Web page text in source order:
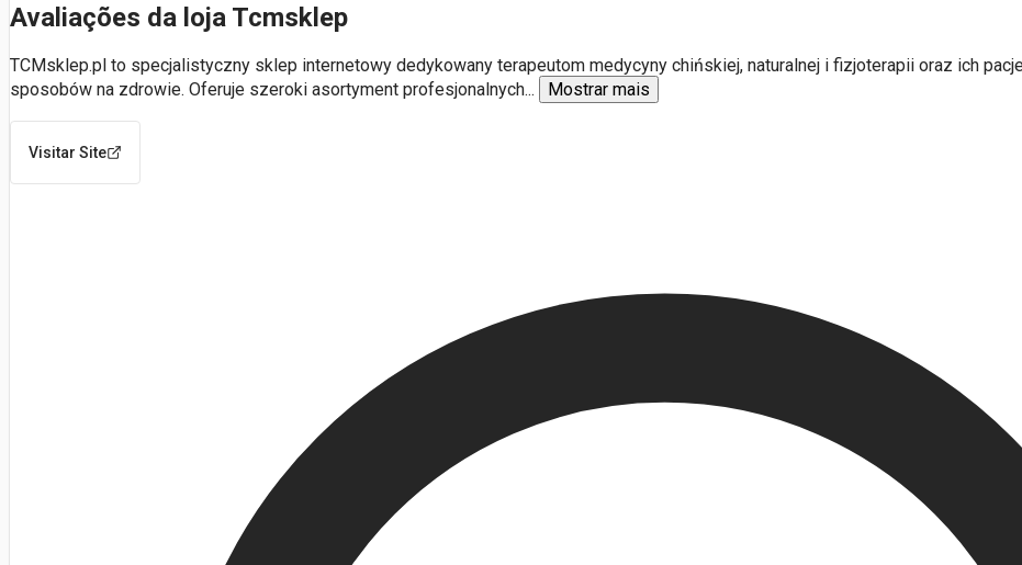
Avaliações da loja Tcmsklep
TCMsklep.pl to specjalistyczny sklep internetowy dedykowany terapeutom medycyny chińskiej, naturalnej i fizjoterapii oraz ich
sposobów na zdrowie. Oferuje szeroki asortyment profesjonalnych... Mostrar mais
Visitar Site